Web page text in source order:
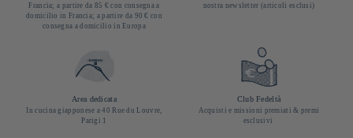
Francia; a partire da 85 € con consegna a
domicilio in Francia; a partire da 90 € con
consegna a domicilio in Europa
nostra newsletter (articoli esclusi)
Area dedicata
In cucina giapponese a 40 Rue du Louvre,
Parigi 1
Club Fedeltà
Acquisti e missioni premiati & premi
esclusivi